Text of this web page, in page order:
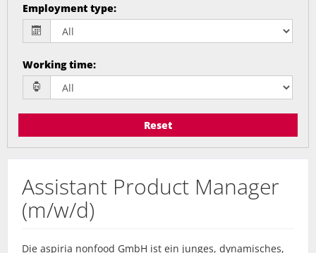
Employment type:
Working time:
Reset
Assistant Product Manager
(m/w/d)
Die aspiria nonfood GmbH ist ein junges, dynamisches,